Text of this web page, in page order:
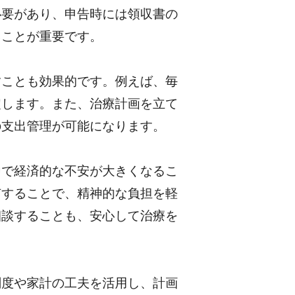
があり、申告時には領収書の
とが重要です。
とも効果的です。例えば、毎
ます。また、治療計画を立て
出管理が可能になります。
経済的な不安が大きくなるこ
ることで、精神的な負担を軽
することも、安心して治療を
や家計の工夫を活用し、計画